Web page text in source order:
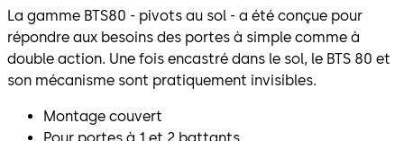
La gamme BTS80 - pivots au sol - a été conçue pour
répondre aux besoins des portes à simple comme à
double action. Une fois encastré dans le sol, le BTS 80 et
son mécanisme sont pratiquement invisibles.
Montage couvert